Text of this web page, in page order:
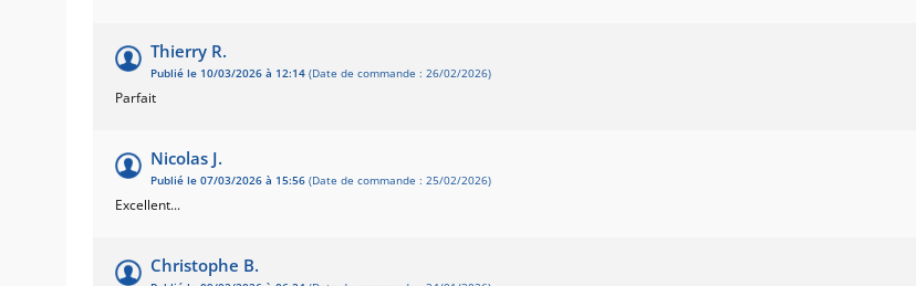
Thierry R.
Publié le 10/03/2026 à 12:14 (Date de commande : 26/02/2026)
Parfait
Nicolas J.
Publié le 07/03/2026 à 15:56 (Date de commande : 25/02/2026)
Excellent...
Christophe B.